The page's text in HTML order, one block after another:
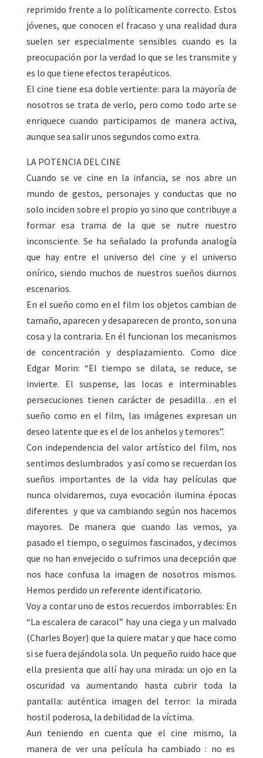
reprimido frente a lo políticamente correcto. Estos
jóvenes, que conocen el fracaso y una realidad dura
suelen ser especialmente sensibles cuando es la
preocupación por la verdad lo que se les transmite y
es lo que tiene efectos terapéuticos.
El cine tiene esa doble vertiente: para la mayoría de
nosotros se trata de verlo, pero como todo arte se
enriquece cuando participamos de manera activa,
aunque sea salir unos segundos como extra.
LA POTENCIA DEL CINE
Cuando se ve cine en la infancia, se nos abre un
mundo de gestos, personajes y conductas que no
solo inciden sobre el propio yo sino que contribuye a
formar esa trama de la que se nutre nuestro
inconsciente. Se ha señalado la profunda analogía
que hay entre el universo del cine y el universo
onírico, siendo muchos de nuestros sueños diurnos
escenarios.
En el sueño como en el film los objetos cambian de
tamaño, aparecen y desaparecen de pronto, son una
cosa y la contraria. En él funcionan los mecanismos
de concentración y desplazamiento. Como dice
Edgar Morin: “El tiempo se dilata, se reduce, se
invierte. El suspense, las locas e interminables
persecuciones tienen carácter de pesadilla…en el
sueño como en el film, las imágenes expresan un
deseo latente que es el de los anhelos y temores”.
Con independencia del valor artístico del film, nos
sentimos deslumbrados y así como se recuerdan los
sueños importantes de la vida hay películas que
nunca olvidaremos, cuya evocación ilumina épocas
diferentes y que va cambiando según nos hacemos
mayores. De manera que cuando las vemos, ya
pasado el tiempo, o seguimos fascinados, y decimos
que no han envejecido o sufrimos una decepción que
nos hace confusa la imagen de nosotros mismos.
Hemos perdido un referente identificatorio.
Voy a contar uno de estos recuerdos imborrables: En
“La escalera de caracol” hay una ciega y un malvado
(Charles Boyer) que la quiere matar y que hace como
si se fuera dejándola sola. Un pequeño ruido hace que
ella presienta que allí hay una mirada: un ojo en la
oscuridad va aumentando hasta cubrir toda la
pantalla: auténtica imagen del terror: la mirada
hostil poderosa, la debilidad de la víctima.
Aun teniendo en cuenta que el cine mismo, la
manera de ver una película ha cambiado : no es